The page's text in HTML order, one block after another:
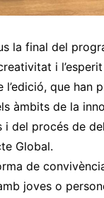
la final del
i
que han
àmbits de la
del procés de
Global.
de
joves o